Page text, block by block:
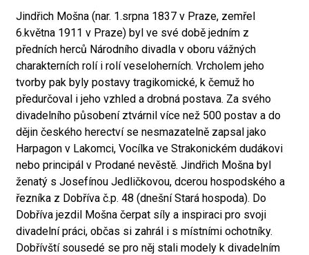
Jindřich Mošna (nar. 1.srpna 1837 v Praze, zemřel
6.května 1911 v Praze) byl ve své době jedním z
předních herců Národního divadla v oboru vážných
charakterních rolí i rolí veseloherních. Vrcholem jeho
tvorby pak byly postavy tragikomické, k čemuž ho
předurčoval i jeho vzhled a drobná postava. Za svého
divadelního působení ztvárnil více než 500 postav a do
dějin českého herectví se nesmazatelně zapsal jako
Harpagon v Lakomci, Vocílka ve Strakonickém dudákovi
nebo principál v Prodané nevěstě. Jindřich Mošna byl
ženatý s Josefínou Jedličkovou, dcerou hospodského a
řezníka z Dobříva č.p. 48 (dnešní Stará hospoda). Do
Dobříva jezdil Mošna čerpat síly a inspiraci pro svoji
divadelní práci, občas si zahrál i s místními ochotníky.
Dobřívští sousedé se pro něj stali modely k divadelním